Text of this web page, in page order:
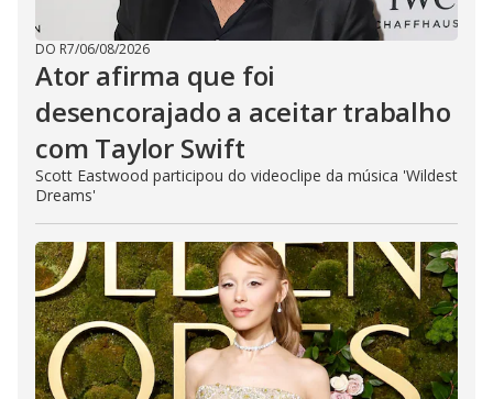
DO R7/06/08/2026
Ator afirma que foi
desencorajado a aceitar trabalho
com Taylor Swift
Scott Eastwood participou do videoclipe da música 'Wildest
Dreams'